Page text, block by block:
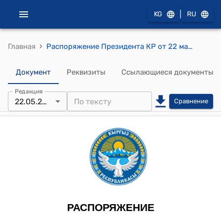
KG RU
Главная › Распоряжение Президента КР от 22 мая 2025 года РП № 166 (Об утверждении Положения о Боевом знамени Национальной гвардии Вооруженных Сил Кыргызской Республики)
Документ Реквизиты Ссылающиеся документы
Редакция
22.05.2025 Сравнение